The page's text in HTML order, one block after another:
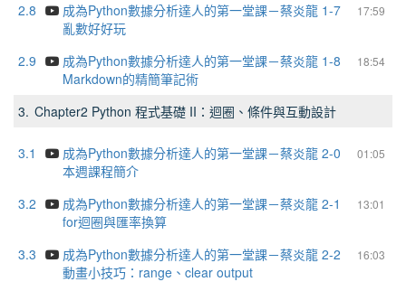
2.8
17:59
成為Python數據分析達人的第一堂課－蔡炎龍 1-7
亂數好好玩
2.9
18:54
成為Python數據分析達人的第一堂課－蔡炎龍 1-8
Markdown的精簡筆記術
3. Chapter2 Python 程式基礎 II：迴圈、條件與互動設計
3.1 01:05
成為Python數據分析達人的第一堂課－蔡炎龍 2-0
本週課程簡介
3.2
13:01
成為Python數據分析達人的第一堂課－蔡炎龍 2-1
for迴圈與匯率換算
3.3
16:03
成為Python數據分析達人的第一堂課－蔡炎龍 2-2
動畫小技巧：range、clear output